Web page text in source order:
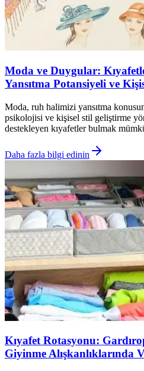
Moda ve Duygular:
Yansıtma Potansiyeli ve
Moda, ruh halimizi yansıtma
psikolojisi ve kişisel stil geliştirme
destekleyen kıyafetler bulmak
Daha fazla bilgi edinin
Kıyafet Rotasyonu:
Giyinme Alışkanlıklarında